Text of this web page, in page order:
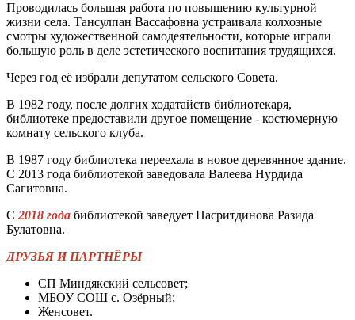
Проводилась большая работа по повышению культурной
жизни села. Тансулпан Вассафовна устраивала колхозные
смотры художественной самодеятельности, которые играли
большую роль в деле эстетического воспитания трудящихся.
Через год её избрали депутатом сельского Совета.
В 1982 году, после долгих ходатайств библиотекаря,
библиотеке предоставили другое помещение - костюмерную
комнату сельского клуба.
В 1987 году библиотека переехала в новое деревянное здание.
С 2013 года библиотекой заведовала Валеева Нурдида
Сагитовна.
С2018 года библиотекой заведует Насритдинова Разида
Булатовна.
ДРУЗЬЯ И ПАРТНЁРЫ
СП Миндякский сельсовет;
МБОУ СОШ с. Озёрный;
Женсовет.